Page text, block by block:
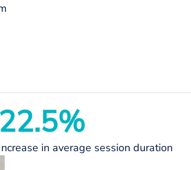
22.5%
in average session duration